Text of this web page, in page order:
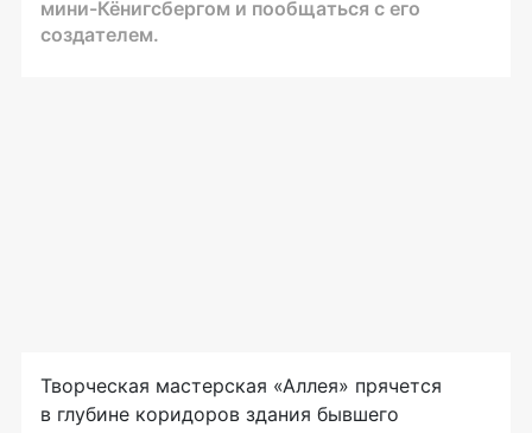
мини-Кёнигсбергом и пообщаться с его
создателем.
Творческая мастерская «Аллея» прячется
в глубине коридоров здания бывшего